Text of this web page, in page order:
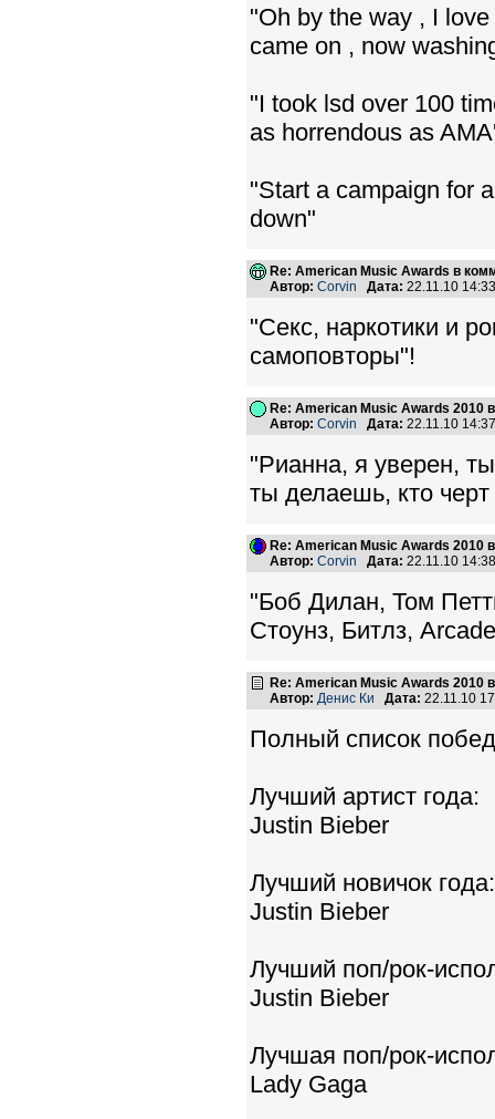
"Oh by the way , I
came on , now
"I took lsd over 100
as horrendous as
"Start a campaign for
down"
Re: American Music Awards в
Автор: Corvin Дата: 22.11.10
"Секс, наркотики и
самоповторы"!
Re: American Music Awards 2010
Автор: Corvin Дата: 22.11.10
"Рианна, я уверен,
ты делаешь, кто
Re: American Music Awards 2010
Автор: Corvin Дата: 22.11.10
"Боб Дилан, Том
Стоунз, Битлз,
Re: American Music Awards 2010
Автор: Денис Ки Дата: 22.11.10
Полный список
Лучший артист года:
Justin Bieber
Лучший новичок года:
Justin Bieber
Лучший поп/рок-
Justin Bieber
Лучшая поп/рок-
Lady Gaga